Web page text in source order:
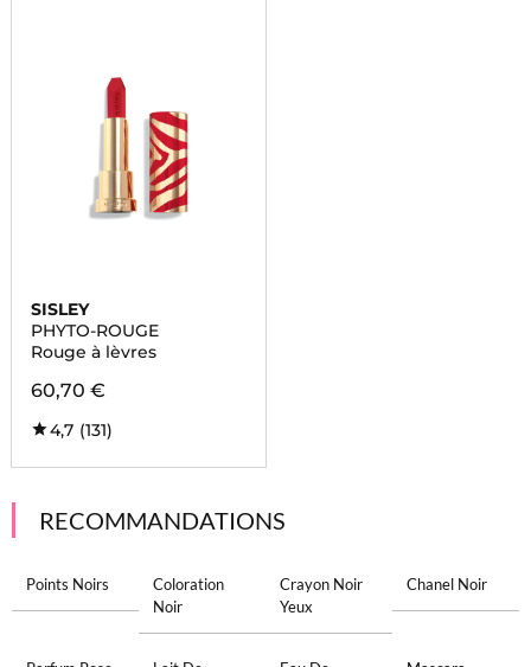
SISLEY
PHYTO-ROUGE
Rouge à lèvres
60,70 €
4,7 (131)
RECOMMANDATIONS
Points Noirs
Coloration
Noir
Crayon Noir
Yeux
Chanel Noir